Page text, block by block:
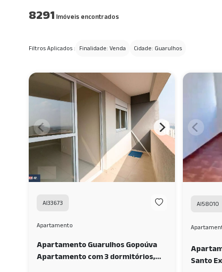
8291 Imóveis encontrados
Filtros Aplicados : Finalidade: Venda Cidade: Guarulhos
AI33673
Apartamento
Apartamento Guarulhos Gopoúva
Apartamento com 3 dormitórios,
AI58010
Santo